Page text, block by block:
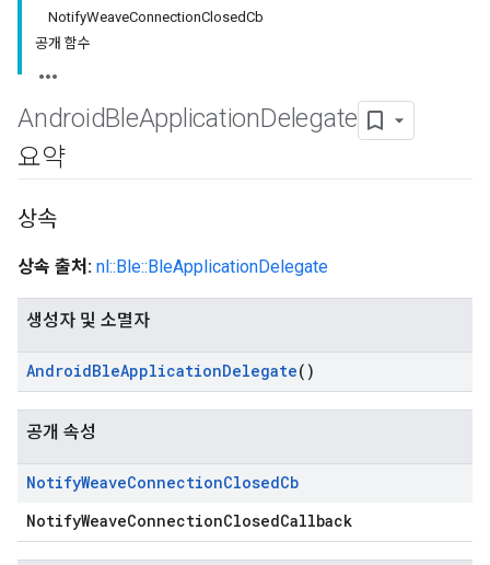
NotifyWeaveConnectionClosedCb
공개 함수
AndroidBleApplicationDelegate
요약
상속
상속 출처: nl::Ble::BleApplicationDelegate
생성자 및 소멸자
AndroidBleApplicationDelegate()
공개 속성
NotifyWeaveConnectionClosedCb
NotifyWeaveConnectionClosedCallback